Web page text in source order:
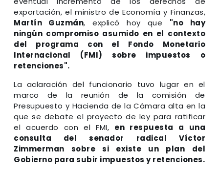
exportación, el ministro de Economía y Finanzas,
Martín Guzmán, explicó hoy que "no hay
ningún compromiso asumido en el contexto
del programa con el Fondo Monetario
Internacional (FMI) sobre impuestos o
retenciones".
La aclaración del funcionario tuvo lugar en el
marco de la reunión de la comisión de
Presupuesto y Hacienda de la Cámara alta en la
que se debate el proyecto de ley para ratificar
el acuerdo con el FMI, en respuesta a una
consulta del senador radical Víctor
Zimmerman sobre si existe un plan del
Gobierno para subir impuestos y retenciones.